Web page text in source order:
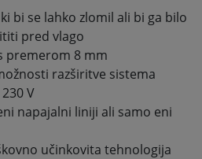
bi se lahko zlomil ali bi ga bilo
pred vlago
premerom 8 mm
razširitve sistema
V
napajalni liniji ali samo eni
učinkovita tehnologija